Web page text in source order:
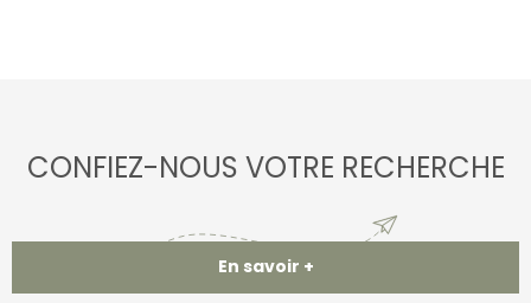
CONFIEZ-NOUS VOTRE RECHERCHE
En savoir +